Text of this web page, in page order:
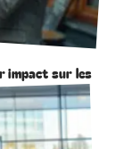
impact sur les